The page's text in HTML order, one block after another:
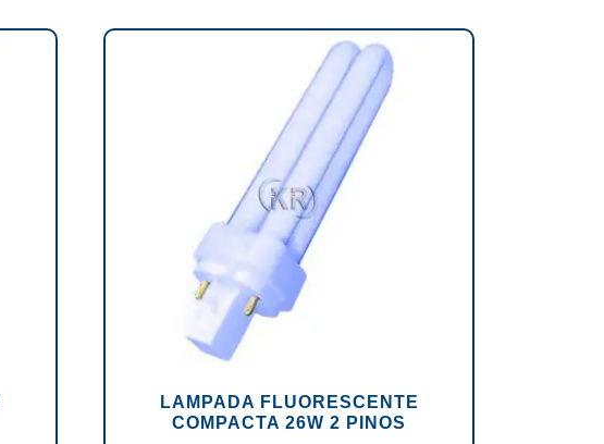
LAMPADA FLUORESCENTE
COMPACTA 26W 2 PINOS